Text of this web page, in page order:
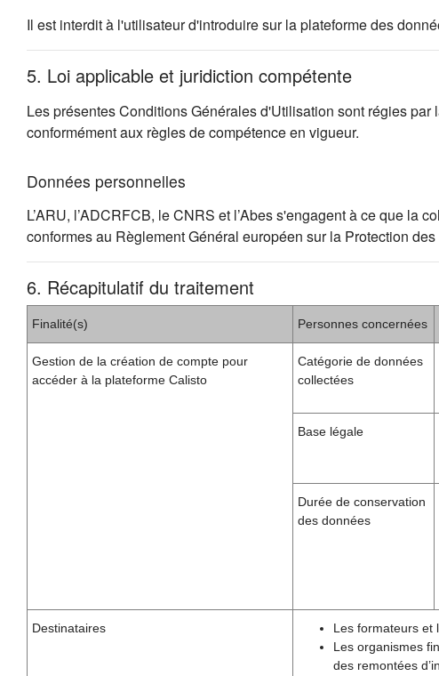
Il est interdit à l'utilisateur d'introduire sur la plateforme des
5. Loi applicable et juridiction compétente
Les présentes Conditions Générales d'Utilisation sont régies
conformément aux règles de compétence en vigueur.
Données personnelles
L’ARU, l’ADCRFCB, le CNRS et l’Abes s'engagent à ce que la
conformes au Règlement Général européen sur la Protection
6. Récapitulatif du traitement
Finalité(s) Personnes concernées
Gestion de la création de compte pour
accéder à la plateforme Calisto
Catégorie de données
collectées
Base légale
Durée de conservation
des données
Destinataires
Les formateurs et
Les organismes
des remontées